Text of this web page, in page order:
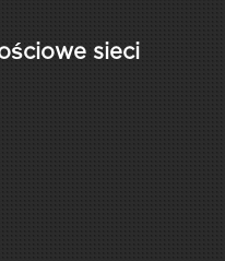
sieci